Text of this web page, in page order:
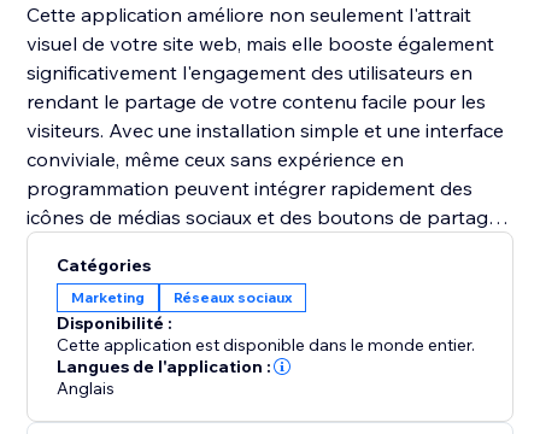
Cette application améliore non seulement l'attrait
visuel de votre site web, mais elle booste également
significativement l'engagement des utilisateurs en
rendant le partage de votre contenu facile pour les
visiteurs. Avec une installation simple et une interface
conviviale, même ceux sans expérience en
programmation peuvent intégrer rapidement des
icônes de médias sociaux et des boutons de partage
L'application Social Media Icons & Social Share
Buttons est un outil indispensable pour améliorer
votre présence en ligne et attirer plus de visiteurs sur
votre site.
Téléchargez l'application Social Media Icons & Social
Share Buttons dès aujourd'hui et découvrez à quel
Catégories
Marketing Réseaux sociaux
Disponibilité :
Cette application est disponible dans le monde entier.
Langues de l'application :
Anglais